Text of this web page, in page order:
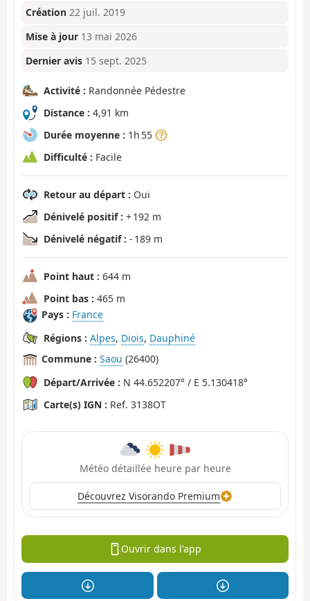
Création 22 juil. 2019
Mise à jour 13 mai 2026
Dernier avis 15 sept. 2025
Activité : Randonnée Pédestre
Distance : 4,91 km
Durée moyenne : 1h 55
Difficulté : Facile
Retour au départ : Oui
Dénivelé positif : + 192 m
Dénivelé négatif : - 189 m
Point haut : 644 m
Point bas : 465 m
Pays : France
Régions : Alpes, Diois, Dauphiné
Commune : Saou (26400)
Départ/Arrivée : N 44.652207° / E 5.130418°
Carte(s) IGN : Ref. 3138OT
Météo détaillée heure par heure
Découvrez Visorando Premium
Ouvrir dans l'app